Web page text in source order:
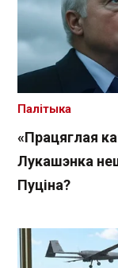
«Працяглая
Лукашэнка
Пуціна?
Палітыка